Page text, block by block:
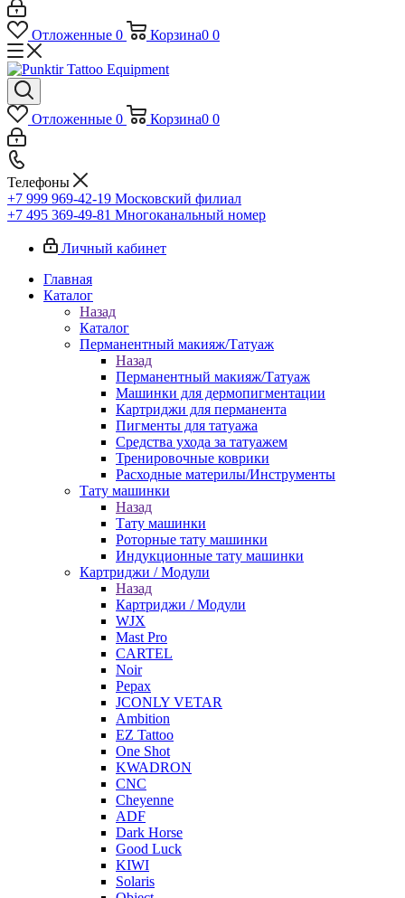
Отложенные 0 Корзина0 0
Отложенные 0 Корзина0 0
Телефоны
+7 999 969-42-19 Московский филиал
+7 495 369-49-81 Многоканальный номер
Личный кабинет
Главная
Каталог
Назад
Каталог
Перманентный макияж/Татуаж
Назад
Перманентный макияж/Татуаж
Машинки для дермопигментации
Картриджи для перманента
Пигменты для татуажа
Средства ухода за татуажем
Тренировочные коврики
Расходные материлы/Инструменты
Тату машинки
Назад
Тату машинки
Роторные тату машинки
Индукционные тату машинки
Картриджи / Модули
Назад
Картриджи / Модули
WJX
Mast Pro
CARTEL
Noir
Pepax
JCONLY VETAR
Ambition
EZ Tattoo
One Shot
KWADRON
CNC
Cheyenne
ADF
Dark Horse
Good Luck
KIWI
Solaris